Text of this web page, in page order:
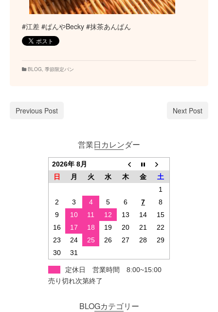
#江差 #ぱんやBecky #抹茶あんぱん
BLOG 季節限定パン
Previous Post Next Post
営業日カレンダー
2026年 8月
日
月 火 水 木 金
土
1
2
3 4 5 6 7
8
9
10 11 12 13 14
15
16
17 18 19 20 21
22
23
24 25 26 27 28
29
30
31
定休日 営業時間 8:00~15:00
売り切れ次第終了
BLOGカテゴリー